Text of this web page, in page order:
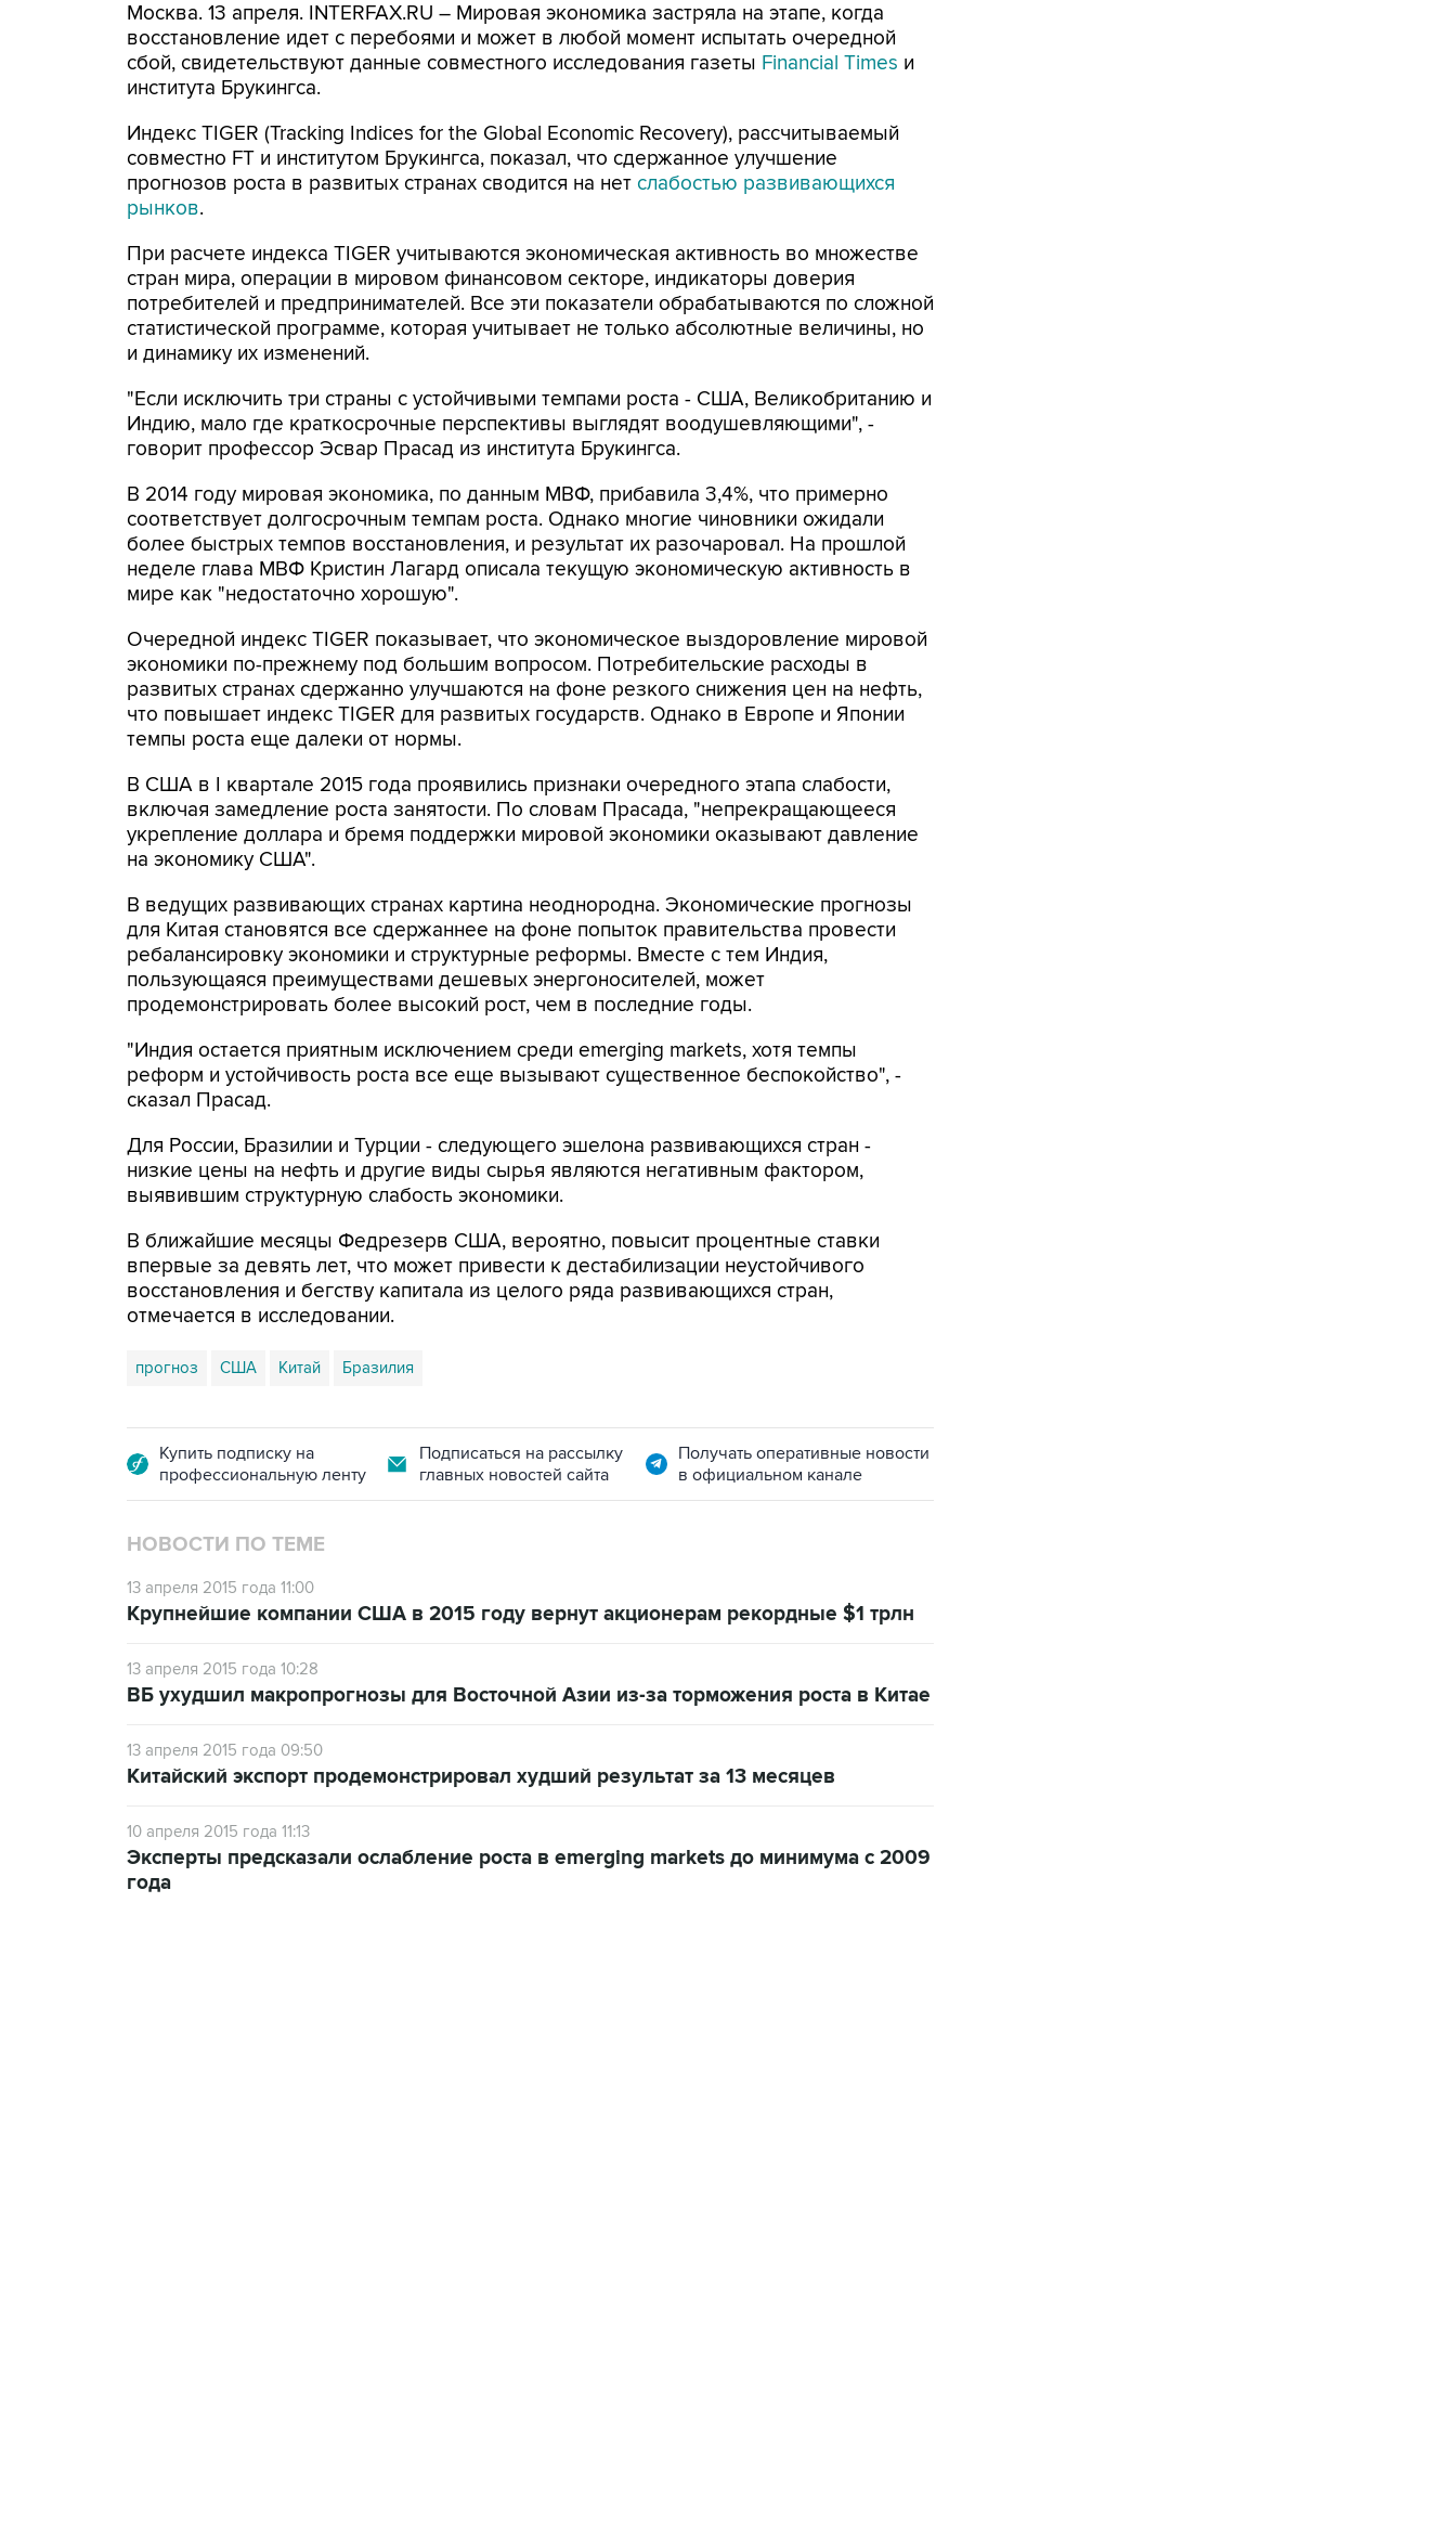
Москва. 13 апреля. INTERFAX.RU – Мировая экономика застряла на этапе, когда
восстановление идет с перебоями и может в любой момент испытать очередной
сбой, свидетельствуют данные совместного исследования газеты Financial Times и
института Брукингса.
Индекс TIGER (Tracking Indices for the Global Economic Recovery), рассчитываемый
совместно FT и институтом Брукингса, показал, что сдержанное улучшение
прогнозов роста в развитых странах сводится на нет слабостью развивающихся
рынков.
При расчете индекса TIGER учитываются экономическая активность во множестве
стран мира, операции в мировом финансовом секторе, индикаторы доверия
потребителей и предпринимателей. Все эти показатели обрабатываются по сложной
статистической программе, которая учитывает не только абсолютные величины, но
и динамику их изменений.
"Если исключить три страны с устойчивыми темпами роста - США, Великобританию и
Индию, мало где краткосрочные перспективы выглядят воодушевляющими", -
говорит профессор Эсвар Прасад из института Брукингса.
В 2014 году мировая экономика, по данным МВФ, прибавила 3,4%, что примерно
соответствует долгосрочным темпам роста. Однако многие чиновники ожидали
более быстрых темпов восстановления, и результат их разочаровал. На прошлой
неделе глава МВФ Кристин Лагард описала текущую экономическую активность в
мире как "недостаточно хорошую".
Очередной индекс TIGER показывает, что экономическое выздоровление мировой
экономики по-прежнему под большим вопросом. Потребительские расходы в
развитых странах сдержанно улучшаются на фоне резкого снижения цен на нефть,
что повышает индекс TIGER для развитых государств. Однако в Европе и Японии
темпы роста еще далеки от нормы.
В США в I квартале 2015 года проявились признаки очередного этапа слабости,
включая замедление роста занятости. По словам Прасада, "непрекращающееся
укрепление доллара и бремя поддержки мировой экономики оказывают давление
на экономику США".
В ведущих развивающих странах картина неоднородна. Экономические прогнозы
для Китая становятся все сдержаннее на фоне попыток правительства провести
ребалансировку экономики и структурные реформы. Вместе с тем Индия,
пользующаяся преимуществами дешевых энергоносителей, может
продемонстрировать более высокий рост, чем в последние годы.
"Индия остается приятным исключением среди emerging markets, хотя темпы
реформ и устойчивость роста все еще вызывают существенное беспокойство", -
сказал Прасад.
Для России, Бразилии и Турции - следующего эшелона развивающихся стран -
низкие цены на нефть и другие виды сырья являются негативным фактором,
выявившим структурную слабость экономики.
В ближайшие месяцы Федрезерв США, вероятно, повысит процентные ставки
впервые за девять лет, что может привести к дестабилизации неустойчивого
восстановления и бегству капитала из целого ряда развивающихся стран,
отмечается в исследовании.
прогноз США Китай Бразилия
Купить подписку на
профессиональную ленту
Подписаться на рассылку
главных новостей сайта
Получать оперативные новости
в официальном канале
НОВОСТИ ПО ТЕМЕ
13 апреля 2015 года 11:00
Крупнейшие компании США в 2015 году вернут акционерам рекордные $1 трлн
13 апреля 2015 года 10:28
ВБ ухудшил макропрогнозы для Восточной Азии из-за торможения роста в Китае
13 апреля 2015 года 09:50
Китайский экспорт продемонстрировал худший результат за 13 месяцев
10 апреля 2015 года 11:13
Эксперты предсказали ослабление роста в emerging markets до минимума с 2009
года